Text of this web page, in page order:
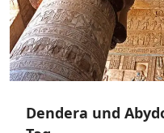
Dendera und